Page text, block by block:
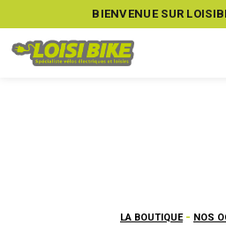
BIENVENUE SUR
LA BOUTIQUE - NOS